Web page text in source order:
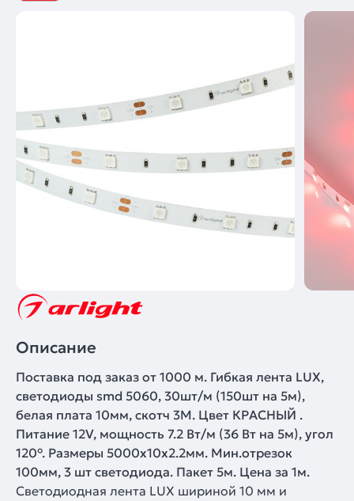
Описание
Поставка под заказ от 1000 м. Гибкая лента LUX,
светодиоды smd 5060, 30шт/м (150шт на 5м),
белая плата 10мм, скотч 3М. Цвет КРАСНЫЙ .
Питание 12V, мощность 7.2 Вт/м (36 Вт на 5м), угол
120°. Размеры 5000х10x2.2мм. Мин.отрезок
100мм, 3 шт светодиода. Пакет 5м. Цена за 1м.
Светодиодная лента LUX шириной 10 мм и